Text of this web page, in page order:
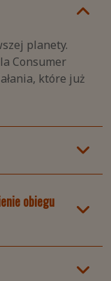
planety.
Consumer
które już
obiegu